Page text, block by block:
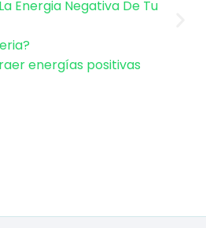
Energia Negativa De Tu
energías positivas